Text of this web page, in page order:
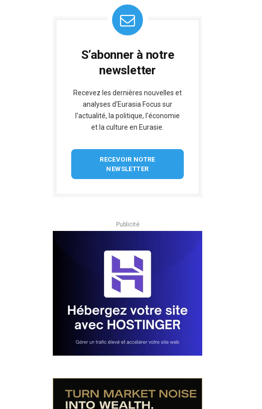
S’abonner à notre
newsletter
Recevez les dernières nouvelles et
analyses d'Eurasia Focus sur
l'actualité, la politique, l'économie
et la culture en Eurasie.
RECEVOIR NOTRE
NEWSLETTER
Publicité